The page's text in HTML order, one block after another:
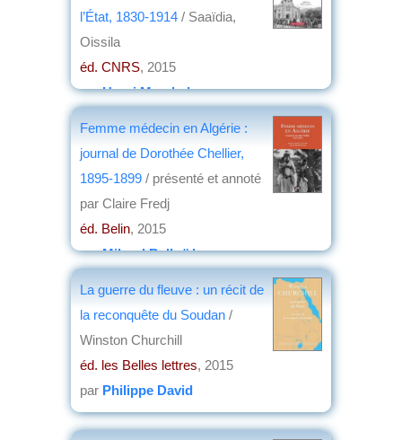
l’État, 1830-1914 / Saaïdia,
Oissila
éd. CNRS, 2015
parHenri Marchal
Femme médecin en Algérie :
journal de Dorothée Chellier,
1895-1899 / présenté et annoté
par Claire Fredj
éd. Belin, 2015
parMiloud Belkaïd
La guerre du fleuve : un récit de
la reconquête du Soudan /
Winston Churchill
éd. les Belles lettres, 2015
par Philippe David